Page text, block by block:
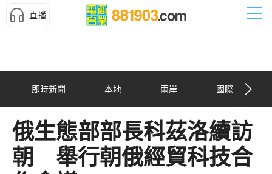
直播
即時新聞 本地 兩岸 國際
俄生態部部長科茲洛續訪
朝 舉行朝俄經貿科技合